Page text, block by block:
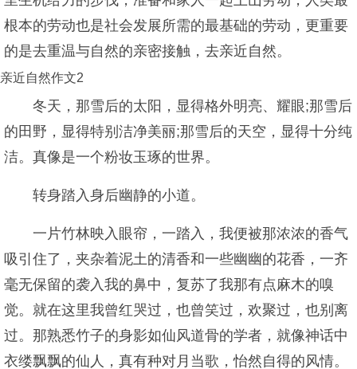
根本的劳动也是社会发展所需的最基础的劳动，更重要
的是去重温与自然的亲密接触，去亲近自然。
亲近自然作文2
冬天，那雪后的太阳，显得格外明亮、耀眼;那雪后
的田野，显得特别洁净美丽;那雪后的天空，显得十分纯
洁。真像是一个粉妆玉琢的世界。
转身踏入身后幽静的小道。
一片竹林映入眼帘，一踏入，我便被那浓浓的香气
吸引住了，夹杂着泥土的清香和一些幽幽的花香，一齐
毫无保留的袭入我的鼻中，复苏了我那有点麻木的嗅
觉。就在这里我曾红哭过，也曾笑过，欢聚过，也别离
过。那熟悉竹子的身影如仙风道骨的学者，就像神话中
衣缕飘飘的仙人，真有种对月当歌，怡然自得的风情。